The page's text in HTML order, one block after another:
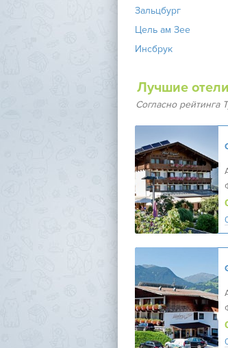
Зальцбург
Цель ам Зее
Инсбрук
Лучшие
Согласно рейтинга